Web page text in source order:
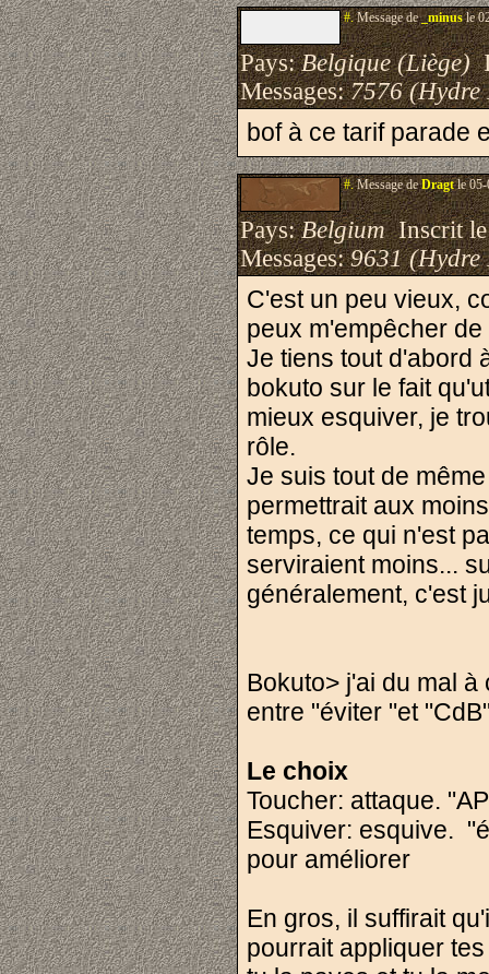
#.Message de_minusle
Pays:Belgique (Liège)
Messages:7576 (Hydre
bof à ce tarif parade
#.Message deDragtle 05-
Pays:BelgiumInscrit
Messages:9631 (Hydre
C'est un peu vieux,
peux m'empêcher
Je tiens tout d'abord
bokuto sur le fait
mieux esquiver, je
rôle.
Je suis tout de
permettrait aux
temps, ce qui n'est
serviraient moins...
généralement, c'est
Bokuto> j'ai du mal
entre "éviter "et
Le choix
Toucher: attaque.
Esquiver: esquive.
pour améliorer
En gros, il suffirait
pourrait appliquer